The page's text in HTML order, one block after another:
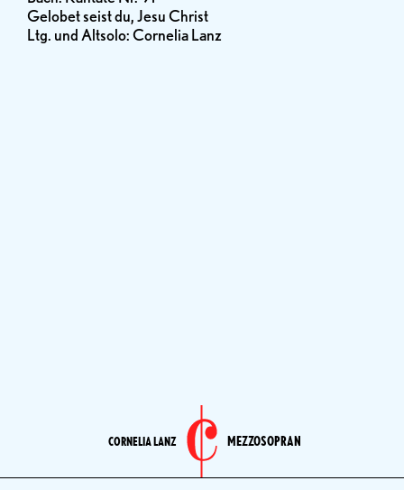
Gelobet seist du, Jesu Christ
Ltg. und Altsolo: Cornelia Lanz
CORNELIA LANZ MEZZOSOPRAN